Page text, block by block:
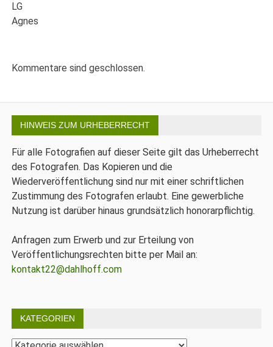
LG
Agnes
Kommentare sind geschlossen.
HINWEIS ZUM URHEBERRECHT
Für alle Fotografien auf dieser Seite gilt das Urheberrecht
des Fotografen. Das Kopieren und die
Wiederveröffentlichung sind nur mit einer schriftlichen
Zustimmung des Fotografen erlaubt. Eine gewerbliche
Nutzung ist darüber hinaus grundsätzlich honorarpflichtig.
Anfragen zum Erwerb und zur Erteilung von
Veröffentlichungsrechten bitte per Mail an:
kontakt22@dahlhoff.com
KATEGORIEN